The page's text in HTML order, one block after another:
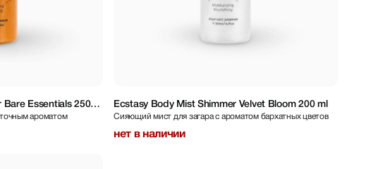
Bare Essentials 250
ароматом
Ecstasy Body Mist Shimmer Velvet Bloom 200 ml
Сияющий мист для загара с ароматом бархатных цветов
нет в наличии